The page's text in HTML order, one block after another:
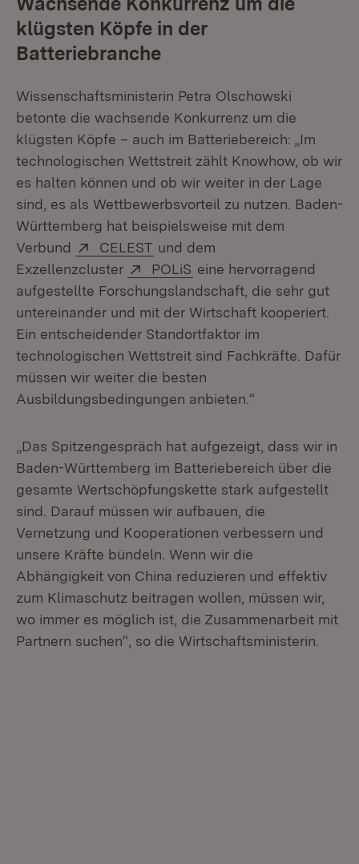
klügsten Köpfe in der
Batteriebranche
Wissenschaftsministerin Petra Olschowski
betonte die wachsende Konkurrenz um die
klügsten Köpfe – auch im Batteriebereich: „Im
technologischen Wettstreit zählt Knowhow, ob wir
es halten können und ob wir weiter in der Lage
sind, es als Wettbewerbsvorteil zu nutzen. Baden-
Württemberg hat beispielsweise mit dem
Verbund
Extern:
CELEST (Öffnet in neuem Fenster)
und dem
Exzellenzcluster
Extern:
POLiS (Öffnet in neuem
eine hervorragend
aufgestellte Forschungslandschaft, die sehr gut
untereinander und mit der Wirtschaft kooperiert.
Ein entscheidender Standortfaktor im
technologischen Wettstreit sind Fachkräfte. Dafür
müssen wir weiter die besten
Ausbildungsbedingungen anbieten.“
„Das Spitzengespräch hat aufgezeigt, dass wir in
Baden-Württemberg im Batteriebereich über die
gesamte Wertschöpfungskette stark aufgestellt
sind. Darauf müssen wir aufbauen, die
Vernetzung und Kooperationen verbessern und
unsere Kräfte bündeln. Wenn wir die
Abhängigkeit von China reduzieren und effektiv
zum Klimaschutz beitragen wollen, müssen wir,
wo immer es möglich ist, die Zusammenarbeit mit
Partnern suchen“, so die Wirtschaftsministerin.